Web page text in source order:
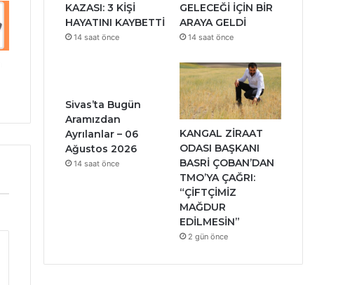
KAZASI: 3 KİŞİ
HAYATINI KAYBETTİ
14 saat önce
GELECEĞİ İÇİN BİR
ARAYA GELDİ
14 saat önce
Sivas’ta Bugün
Aramızdan
Ayrılanlar – 06
Ağustos 2026
14 saat önce
KANGAL ZİRAAT
ODASI BAŞKANI
BASRİ ÇOBAN’DAN
TMO’YA ÇAĞRI:
“ÇİFTÇİMİZ
MAĞDUR
EDİLMESİN”
2 gün önce